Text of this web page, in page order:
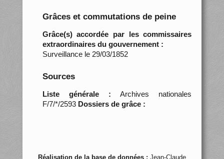
Grâces et commutations de peine
Grâce(s) accordée par les commissaires
extraordinaires du gouvernement :
Surveillance le 29/03/1852
Sources
Liste générale : Archives nationales
F/7/*/2593 Dossiers de grâce :
Réalisation de la base de données : Jean-Claude